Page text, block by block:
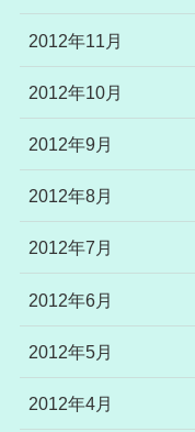
2012年11月
2012年10月
2012年9月
2012年8月
2012年7月
2012年6月
2012年5月
2012年4月